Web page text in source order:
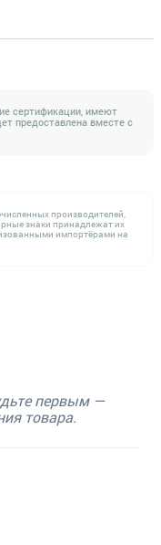
сертификации, имеют
предоставлена вместе с
производителей,
знаки принадлежат их
импортёрами на
первым —
товара.